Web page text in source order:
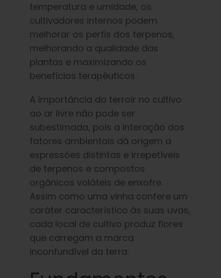
por:temperatura e umidade, os
cultivadores internos podem
melhorar os perfis dos terpenos,
melhorando a qualidade das
plantas e maximizando os
benefícios terapêuticos.
A importância do terroir no cultivo
ao ar livre não pode ser
subestimada, pois a interação dos
fatores ambientais dá origem a
expressões distintas e irrepetíveis
de terpenos e compostos
orgânicos voláteis de enxofre.
Assim como uma vinha confere um
caráter característico às suas uvas,
cada local de cultivo produz flores
que carregam a marca
inconfundível da terra.